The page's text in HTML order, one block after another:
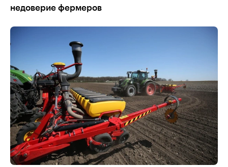
недоверие фермеров